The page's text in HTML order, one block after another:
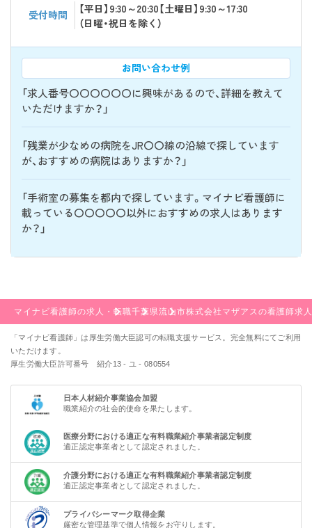
受付時間
【平日】9:30～20:30【土曜日】9:30～17:30
（日曜・祝日を除く）
お問い合わせ例
「求人番号〇〇〇〇〇〇に興味があるので、詳細を教えて
いただけますか？」
「残業が少なめの病院をJR〇〇線の沿線で探しています
が、おすすめの病院はありますか？」
「手術室の募集を都内で探しています。マイナビ看護師に
載っている〇〇〇〇〇以外におすすめの求人はあります
か？」
マイナビ看護師の求人・転職千葉県流山市株式会社マザアスの看護師求
「マイナビ看護師」は厚生労働大臣認可の転職支援サービス。完全無料にてご利用
いただけます。
厚生労働大臣許可番号 紹介13 - ユ - 080554
日本人材紹介事業協会加盟
職業紹介の社会的使命を果たします。
医療分野における適正な有料職業紹介事業者認定制度
適正認定事業者として認定されました。
介護分野における適正な有料職業紹介事業者認定制度
適正認定事業者として認定されました。
プライバシーマーク取得企業
厳密な管理基準で個人情報をお守りします。